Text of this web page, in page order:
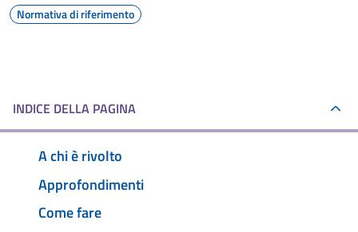
Normativa di riferimento
INDICE DELLA PAGINA
A chi è rivolto
Approfondimenti
Come fare